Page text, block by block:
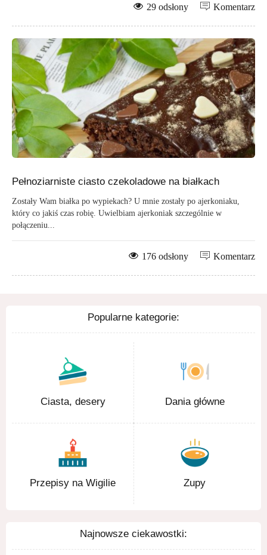
Komentarz
29 odsłony
Pełnoziarniste ciasto czekoladowe na białkach
Zostały Wam białka po wypiekach? U mnie zostały po ajerkoniaku,
który co jakiś czas robię. Uwielbiam ajerkoniak szczególnie w
połączeniu...
Komentarz
176 odsłony
Popularne kategorie:
Ciasta, desery Dania główne
Przepisy na Wigilie Zupy
Najnowsze ciekawostki: